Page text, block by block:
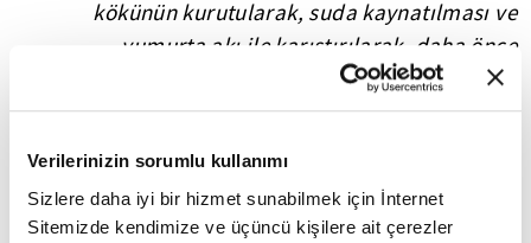
Verilerinizin sorumlu kullanımı
Sizlere daha iyi bir hizmet sunabilmek için İnternet
Sitemizde kendimize ve üçüncü kişilere ait çerezler
kökünün kurutularak, suda kaynatılması ve
yumurta akı ile karıştırılarak, daha önce
hazırlanan şeker şurubu ile karıştırılmasıyla
hazırlanıyor.
🔹 🔹 🔹
FİKRİYAT.COM SOSYAL MEDYADA!